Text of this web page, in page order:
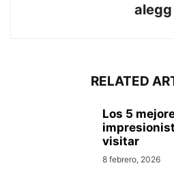
alegg
RELATED
Los 5
visitar
8 febrero, 2026